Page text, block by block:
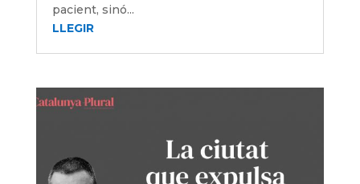
pacient, sinó...
LLEGIR